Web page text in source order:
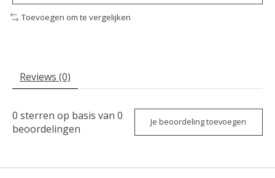
Toevoegen om te vergelijken
Reviews (0)
0 sterren op basis van 0
beoordelingen
Je beoordeling toevoegen